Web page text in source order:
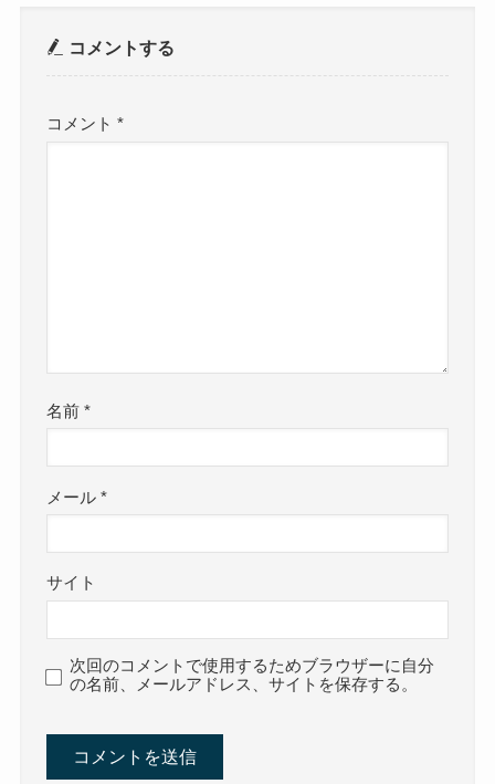
コメントする
コメント*
名前*
メール*
サイト
次回のコメントで使用するためブラウザーに自分
の名前、メールアドレス、サイトを保存する。